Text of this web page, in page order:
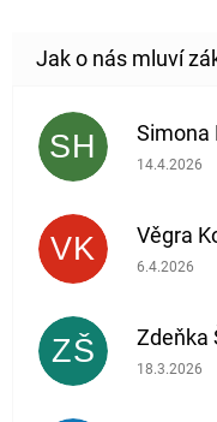
SH Simona
14.4.2026
VK Věgra
Hodnocení
6.4.2026
ZŠ Zdeňka
18.3.2026